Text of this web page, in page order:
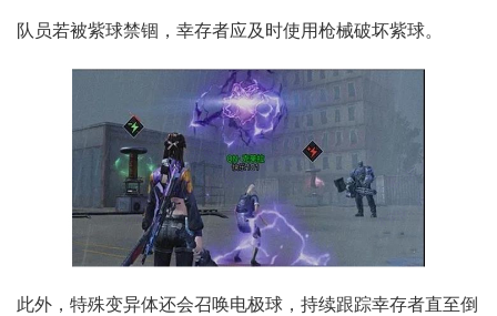
队员若被紫球禁锢，幸存者应及时使用枪械破坏紫球。
此外，特殊变异体还会召唤电极球，持续跟踪幸存者直至倒